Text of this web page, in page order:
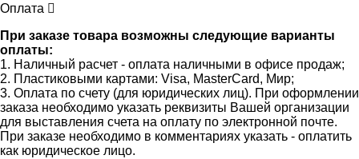
Оплата
При заказе товара возможны следующие варианты
оплаты:
1. Наличный расчет - оплата наличными в офисе продаж;
2. Пластиковыми картами: Visa, MasterCard, Мир;
3. Оплата по счету (для юридических лиц). При оформлении
заказа необходимо указать реквизиты Вашей организации
для выставления счета на оплату по электронной почте.
При заказе необходимо в комментариях указать - оплатить
как юридическое лицо.